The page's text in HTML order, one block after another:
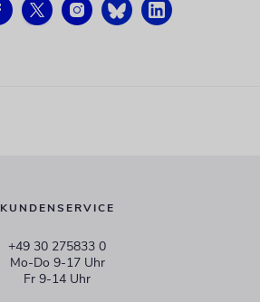
KUNDENSERVICE
+49 30 275833 0
Mo-Do 9-17 Uhr
Fr 9-14 Uhr